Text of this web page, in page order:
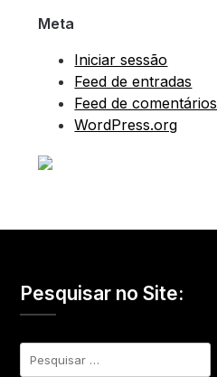
Meta
Iniciar sessão
Feed de entradas
Feed de comentários
WordPress.org
Pesquisar no Site:
Pesquisar